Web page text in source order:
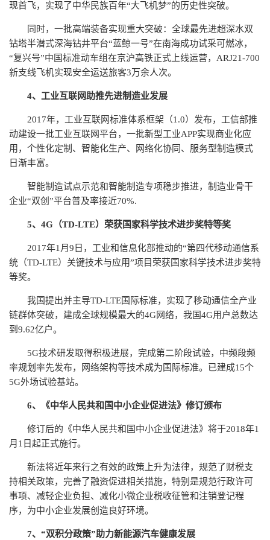
现首飞，实现了中华民族百年“大飞机梦”的历史性突破。
同时，一批高端装备实现重大突破：全球最先进超深水双
钻塔半潜式深海钻井平台“蓝鲸一号”在南海成功试采可燃冰，
“复兴号”中国标准动车组在京沪高铁正式上线运营，ARJ21-700
新支线飞机实现安全运送旅客3万余人次。
4、工业互联网助推先进制造业发展
2017年，工业互联网标准体系框架（1.0）发布，工信部推
动建设一批工业互联网平台，一批新型工业APP实现商业化应
用，个性化定制、智能化生产、网络化协同、服务型制造模式
日渐丰富。
智能制造试点示范和智能制造专项稳步推进，制造业骨干
企业“双创”平台普及率接近70%.
5、4G（TD-LTE）荣获国家科学技术进步奖特等奖
2017年1月9日，工业和信息化部推动的“第四代移动通信系
统（TD-LTE）关键技术与应用”项目荣获国家科学技术进步奖特
等奖。
我国提出并主导TD-LTE国际标准，实现了移动通信全产业
链群体突破，建成全球规模最大的4G网络，我国4G用户总数达
到9.62亿户。
5G技术研发取得积极进展，完成第二阶段试验，中频段频
率规划率先发布，网络架构等技术成为国际标准。已建成15个
5G外场试验基站。
6、《中华人民共和国中小企业促进法》修订颁布
修订后的《中华人民共和国中小企业促进法》将于2018年1
月1日起正式施行。
新法将近年来行之有效的政策上升为法律，规范了财税支
持相关政策，完善了融资促进相关措施，特别是规范行政许可
事项、减轻企业负担、减化小微企业税收征管和注销登记程
序，为中小企业发展创造良好环境。
7、“双积分政策”助力新能源汽车健康发展